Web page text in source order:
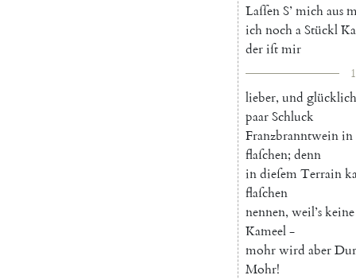
LaſſenS’michaus
ichnochaStückl
deriſtmir
lieber, und
paarSchluck
Franzbranntweinin
flaſchen; denn
indieſemTerrain
flaſchen
nennen, weil’skeine
Kameel-
mohrwird aber
Mohr!